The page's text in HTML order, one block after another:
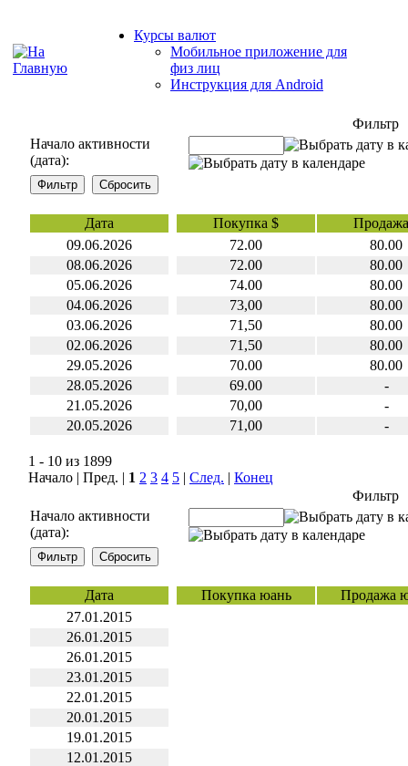
Курсы валют
Мобильное приложение для
физ лиц
Инструкция для Android
Фильтр
Начало активности
(дата):
Дата Покупка $
09.06.2026
72.00
80.00
08.06.2026
72.00
80.00
05.06.2026
74.00
80.00
04.06.2026
73,00
80.00
03.06.2026
71,50
80.00
02.06.2026
71,50
80.00
29.05.2026
70.00
80.00
28.05.2026
69.00
-
21.05.2026
70,00
-
20.05.2026
71,00 -
1 - 10 из 1899
Начало | Пред. | 1 2 3 4 5 | След. | Конец
Фильтр
Начало активности
(дата):
Дата Покупка юань
Продажа
27.01.2015
26.01.2015
26.01.2015
23.01.2015
22.01.2015
20.01.2015
19.01.2015
12.01.2015